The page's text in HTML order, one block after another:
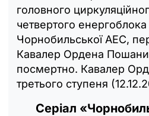
головного
четвертого
Чорнобильської АЕС,
Кавалер Ордена Пошани
посмертно. Кавалер
третього ступеня
Серіал